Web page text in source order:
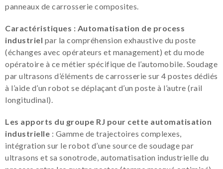
panneaux de carrosserie composites.
Caractéristiques : Automatisation de process
industriel par la compréhension exhaustive du poste
(échanges avec opérateurs et management) et du mode
opératoire à ce métier spécifique de l’automobile. Soudage
par ultrasons d’éléments de carrosserie sur 4 postes dédiés
à l’aide d’un robot se déplaçant d’un poste à l’autre (rail
longitudinal).
Les apports du groupe RJ pour cette automatisation
industrielle : Gamme de trajectoires complexes,
intégration sur le robot d’une source de soudage par
ultrasons et sa sonotrode, automatisation industrielle du